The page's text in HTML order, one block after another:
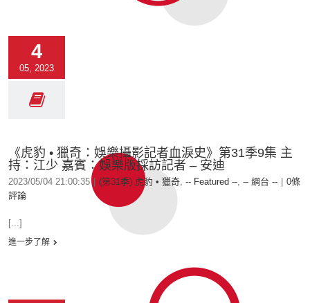
4
05, 2023
《虎豹 • 獵奇：娛樂攝影記者血淚史》第31季9集 主
持：江少 嘉賓：娛樂版採訪記者 – 安迪
2023/05/04 21:00:35 (第31季) 虎豹 • 獵奇, -- Featured --, -- 網台 --
0條
評論
[...]
進一步了解